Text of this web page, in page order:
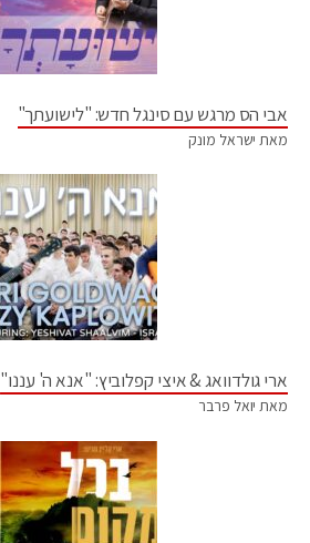
אבי הס מרגש עם סינגל חדש: "לישועתך"
מאת ישראל מונק
ארי גולדוואג & איצי קפלוביץ: "אנא ה' עננו"
מאת יואל פרבר